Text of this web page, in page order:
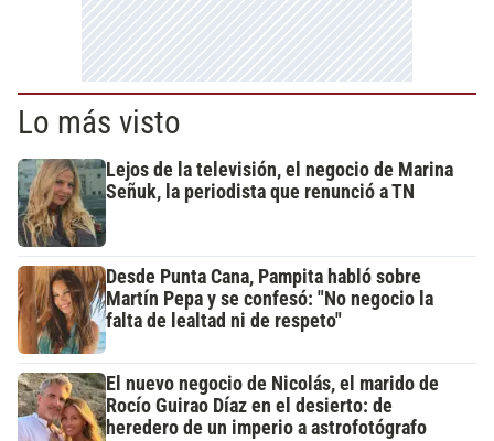
Lo más visto
Lejos de la televisión, el negocio de Marina
Señuk, la periodista que renunció a TN
Desde Punta Cana, Pampita habló sobre
Martín Pepa y se confesó: "No negocio la
falta de lealtad ni de respeto"
El nuevo negocio de Nicolás, el marido de
Rocío Guirao Díaz en el desierto: de
heredero de un imperio a astrofotógrafo